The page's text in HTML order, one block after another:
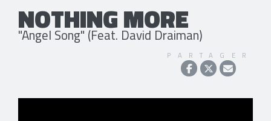
NOTHING MORE
"Angel Song" (Feat. David Draiman)
PARTAGER